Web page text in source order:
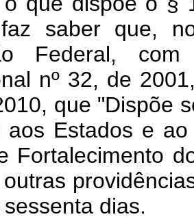
faz saber que,
Federal,
nº 32, de
que "Dispõe
aos Estados e
Fortalecimento
dias.